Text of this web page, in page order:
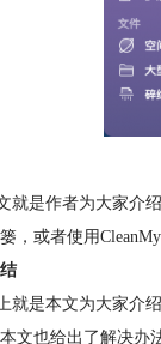
是作者为大家介绍
，或者使用
是本文为大家介绍
文也给出了解决办